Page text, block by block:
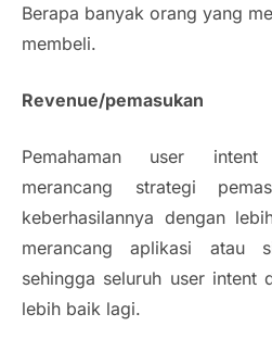
Berapa banyak orang yang
membeli.
Revenue/pemasukan
Pemahaman user intent
merancang strategi
keberhasilannya dengan
merancang aplikasi atau
sehingga seluruh user intent
lebih baik lagi.